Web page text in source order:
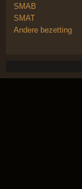
SMAB
SMAT
Andere bezetting